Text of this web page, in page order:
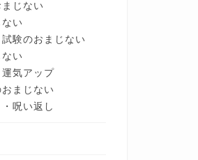
じない
い
験のおまじない
い
気アップ
まじない
呪い返し